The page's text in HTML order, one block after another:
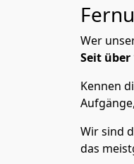
Wer
Seit über
Kennen
Wir sind
das